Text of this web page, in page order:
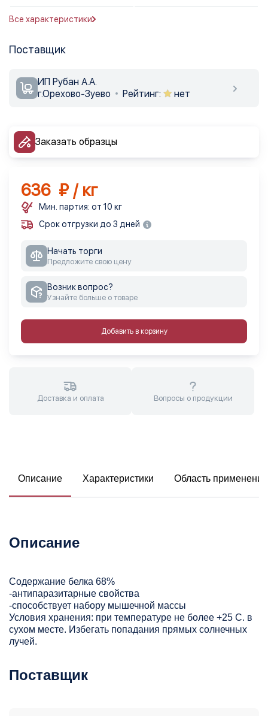
Все характеристики
Поставщик
ИП Рубан А.А.
г.Орехово-Зуево
Рейтинг: нет
Заказать образцы
636 ₽ / кг
Мин. партия: от 10 кг
Срок отгрузки до 3 дней
Начать торги
Предложите свою цену
Возник вопрос?
Узнайте больше о товаре
Добавить в корзину
Доставка и оплата Вопросы о продукции
Описание Характеристики Область применения
Описание
Содержание белка 68%
-антипаразитарные свойства
-способствует набору мышечной массы
Условия хранения: при температуре не более +25 С. в
сухом месте. Избегать попадания прямых солнечных
лучей.
Поставщик